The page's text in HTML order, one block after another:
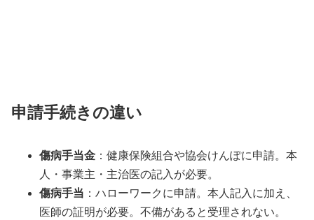
申請手続きの違い
傷病手当金 ：健康保険組合や協会けんぽに申請。本
人・事業主・主治医の記入が必要。
傷病手当 ：ハローワークに申請。本人記入に加え、
医師の証明が必要。不備があると受理されない。